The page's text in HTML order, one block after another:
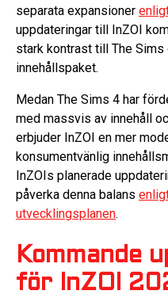
separata expansioner
uppdateringar till InZOI
stark kontrast till The
innehållspaket.
Medan The Sims 4 har
med massvis av innehåll
erbjuder InZOI en mer
konsumentvänlig
InZOIs planerade
påverka denna balans
utvecklingsplanen.
Kommande
för InZOI